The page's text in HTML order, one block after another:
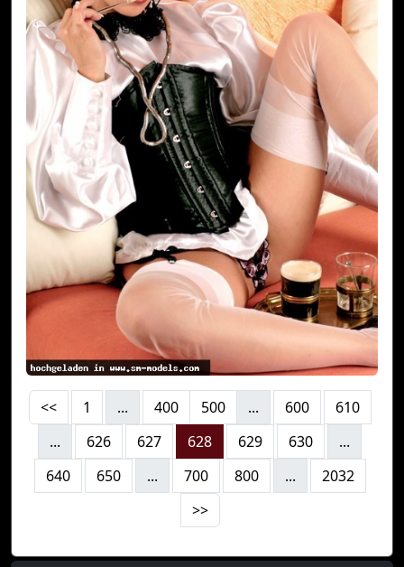
<< 1 ... 400 500 ... 600
610
...
626 627 628 629 630
...
640
650 ... 700 800 ...
2032
>>